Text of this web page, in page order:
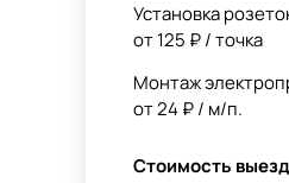
Установка
от 125 ₽ / точка
Монтаж
от 24 ₽ / м/п.
Стоимость